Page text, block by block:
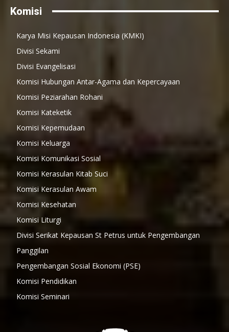
Komisi
Karya Misi Kepausan Indonesia (KMKI)
Divisi Sekami
Divisi Evangelisasi
Komisi Hubungan Antar-Agama dan Kepercayaan
Komisi Peziarahan Rohani
Komisi Kateketik
Komisi Kepemudaan
Komisi Keluarga
Komisi Komunikasi Sosial
Komisi Kerasulan Kitab Suci
Komisi Kerasulan Awam
Komisi Kesehatan
Komisi Liturgi
Divisi Serikat Kepausan St Petrus untuk Pengembangan
Panggilan
Pengembangan Sosial Ekonomi (PSE)
Komisi Pendidikan
Komisi Seminari